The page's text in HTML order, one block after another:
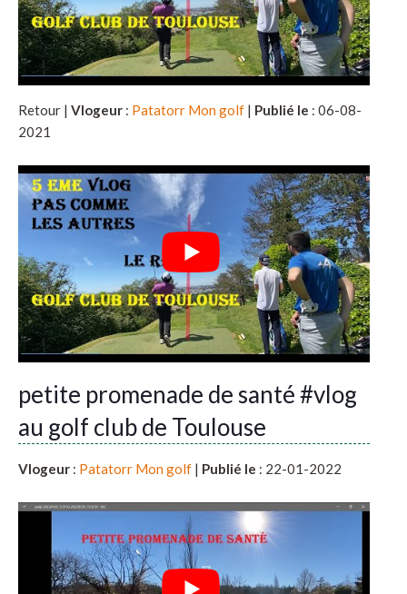
Retour | Vlogeur : Patatorr Mon golf | Publié le : 06-08-
2021
petite promenade de santé #vlog
au golf club de Toulouse
Vlogeur : Patatorr Mon golf | Publié le : 22-01-2022